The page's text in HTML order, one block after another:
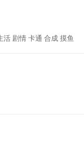
活 剧情 卡通 合成 摸鱼